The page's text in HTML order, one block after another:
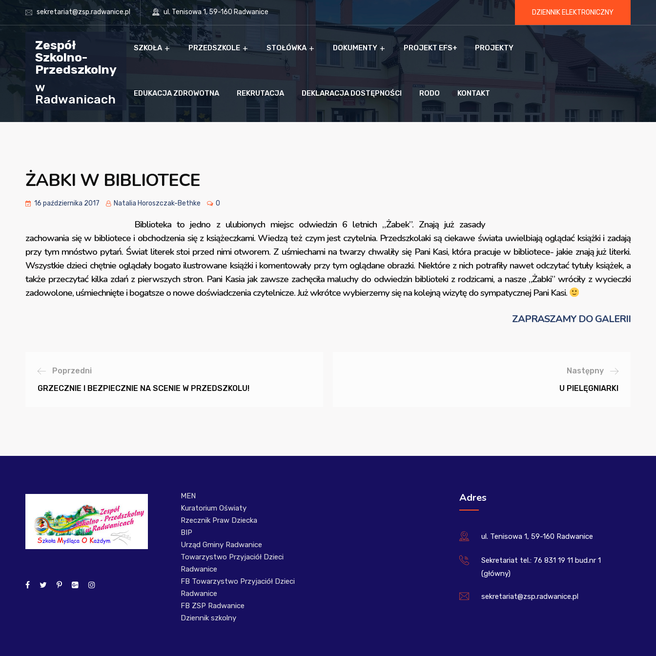
sekretariat@zsp.radwanice.pl ul. Tenisowa 1, 59-160 Radwanice DZIENNIK ELEKTRONICZNY
Zespół
Szkolno-
Przedszkolny
w
Radwanicach
SZKOŁA PRZEDSZKOLE STOŁÓWKA DOKUMENTY PROJEKT EFS+ PROJEKTY
EDUKACJA ZDROWOTNA REKRUTACJA DEKLARACJA DOSTĘPNOŚCI RODO KONTAKT
ŻABKI W BIBLIOTECE
16 października 2017 Natalia Horoszczak-Bethke 0
Biblioteka to jedno z ulubionych miejsc odwiedzin 6 letnich „Żabek”. Znają już zasady
zachowania się w bibliotece i obchodzenia się z książeczkami. Wiedzą też czym jest czytelnia. Przedszkolaki są ciekawe świata uwielbiają oglądać książki i zadają
przy tym mnóstwo pytań. Świat literek stoi przed nimi otworem. Z uśmiechami na twarzy chwaliły się Pani Kasi, która pracuje w bibliotece- jakie znają już literki.
Wszystkie dzieci chętnie oglądały bogato ilustrowane książki i komentowały przy tym oglądane obrazki. Niektóre z nich potrafiły nawet odczytać tytuły książek, a
także przeczytać kilka zdań z pierwszych stron. Pani Kasia jak zawsze zachęciła maluchy do odwiedzin biblioteki z rodzicami, a nasze „Żabki” wróciły z wycieczki
zadowolone, uśmiechnięte i bogatsze o nowe doświadczenia czytelnicze. Już wkrótce wybierzemy się na kolejną wizytę do sympatycznej Pani Kasi.
ZAPRASZAMY DO GALERII
Poprzedni
GRZECZNIE I BEZPIECZNIE NA SCENIE W PRZEDSZKOLU!
Następny
U PIELĘGNIARKI
MEN
Kuratorium Oświaty
Rzecznik Praw Dziecka
BIP
Urząd Gminy Radwanice
Towarzystwo Przyjaciół Dzieci
Radwanice
FB Towarzystwo Przyjaciół Dzieci
Radwanice
FB ZSP Radwanice
Dziennik szkolny
Adres
ul. Tenisowa 1, 59-160 Radwanice
Sekretariat tel.: 76 831 19 11 bud.nr 1
(główny)
sekretariat@zsp.radwanice.pl